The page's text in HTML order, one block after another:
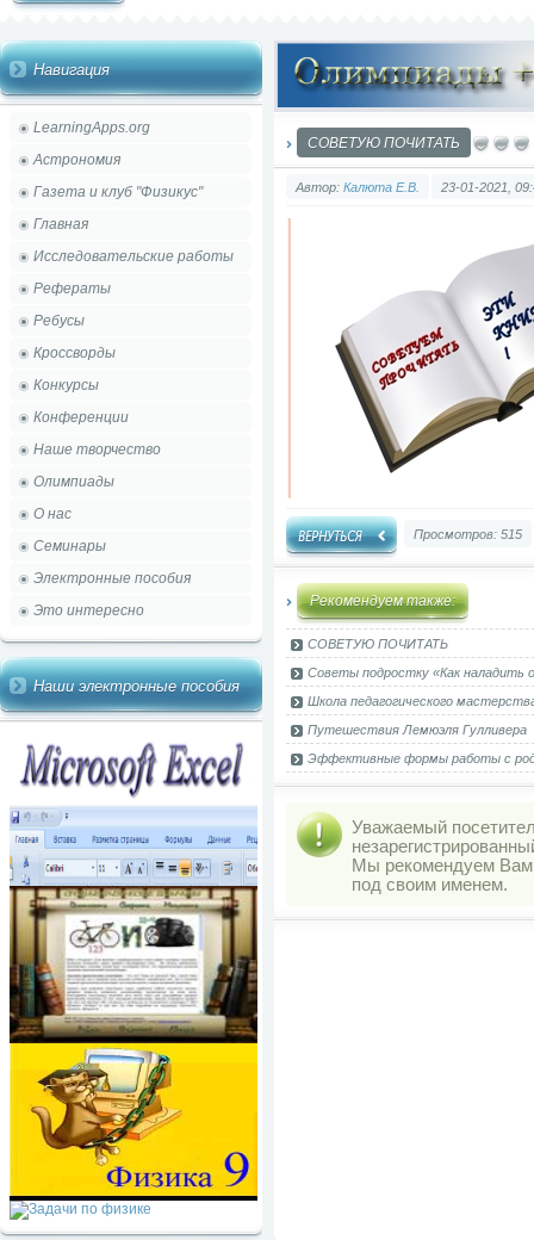
Навигация
LearningApps.org
Астрономия
Газета и клуб "Физикус"
Главная
Исследовательские работы
Рефераты
Ребусы
Кроссворды
Конкурсы
Конференции
Наше творчество
Олимпиады
О нас
Семинары
Электронные пособия
Это интересно
Наши электронные пособия
СОВЕТУЮ ПОЧИТАТЬ
Автор: Калюта Е.В. 23-01-2021,
Просмотров: 515
Рекомендуем также:
СОВЕТУЮ ПОЧИТАТЬ
Советы подростку «Как наладить
Школа педагогического
Путешествия Лемюэля Гулливера
Эффективные формы работы с
Уважаемый
Мы рекомендуем
под своим именем.